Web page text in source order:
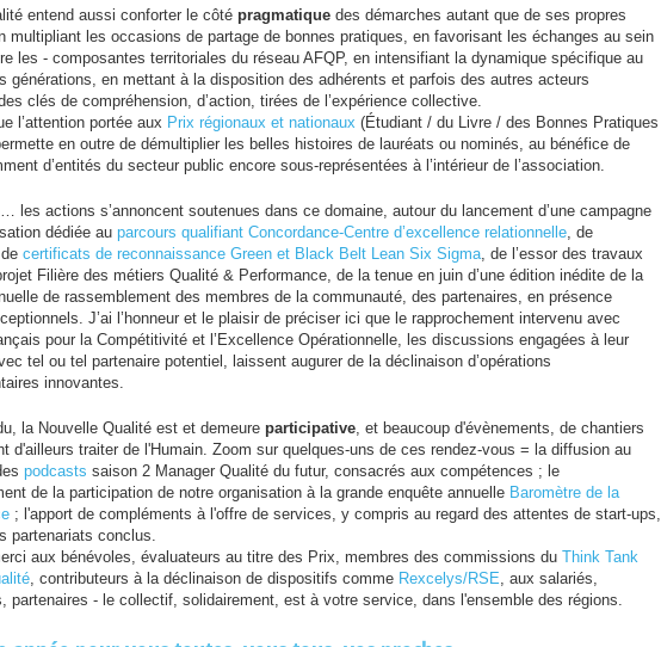
entend aussi conforter le côté pragmatique des démarches autant que de ses propres
multipliant les occasions de partage de bonnes pratiques, en favorisant les échanges au sein
les - composantes territoriales du réseau AFQP, en intensifiant la dynamique spécifique au
générations, en mettant à la disposition des adhérents et parfois des autres acteurs
clés de compréhension, d’action, tirées de l’expérience collective.
l’attention portée aux Prix régionaux et nationaux (Étudiant / du Livre / des Bonnes Pratiques
en outre de démultiplier les belles histoires de lauréats ou nominés, au bénéfice de
d’entités du secteur public encore sous-représentées à l’intérieur de l’association.
… les actions s’annoncent soutenues dans ce domaine, autour du lancement d’une campagne
dédiée au parcours qualifiant Concordance-Centre d’excellence relationnelle, de
certificats de reconnaissance Green et Black Belt Lean Six Sigma, de l’essor des travaux
Filière des métiers Qualité & Performance, de la tenue en juin d’une édition inédite de la
de rassemblement des membres de la communauté, des partenaires, en présence
J’ai l’honneur et le plaisir de préciser ici que le rapprochement intervenu avec
pour la Compétitivité et l’Excellence Opérationnelle, les discussions engagées à leur
tel ou tel partenaire potentiel, laissent augurer de la déclinaison d’opérations
innovantes.
la Nouvelle Qualité est et demeure participative, et beaucoup d'évènements, de chantiers
d'ailleurs traiter de l'Humain. Zoom sur quelques-uns de ces rendez-vous = la diffusion au
podcasts saison 2 Manager Qualité du futur, consacrés aux compétences ; le
de la participation de notre organisation à la grande enquête annuelle Baromètre de la
; l'apport de compléments à l'offre de services, y compris au regard des attentes de start-ups,
partenariats conclus.
aux bénévoles, évaluateurs au titre des Prix, membres des commissions du Think Tank
, contributeurs à la déclinaison de dispositifs comme Rexcelys/RSE, aux salariés,
partenaires - le collectif, solidairement, est à votre service, dans l'ensemble des régions.